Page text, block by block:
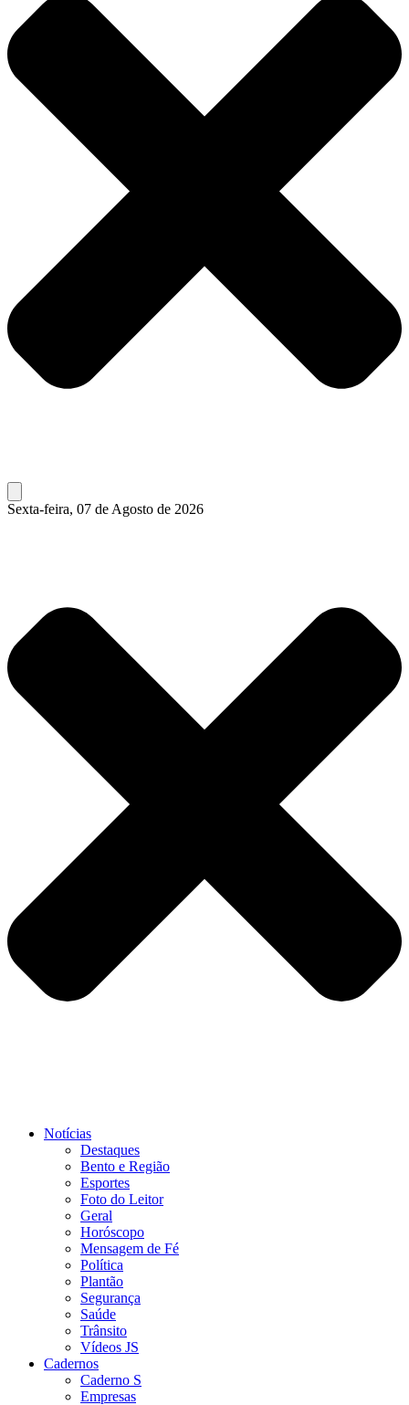
Sexta-feira, 07 de Agosto de 2026
Notícias
Destaques
Bento e Região
Esportes
Foto do Leitor
Geral
Horóscopo
Mensagem de Fé
Política
Plantão
Segurança
Saúde
Trânsito
Vídeos JS
Cadernos
Caderno S
Empresas